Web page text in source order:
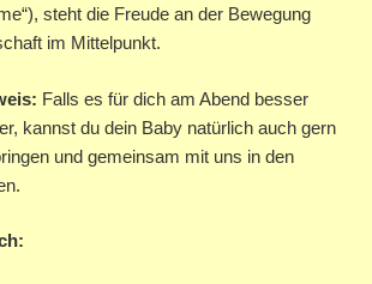
steht die Freude an der Bewegung
im Mittelpunkt.
Falls es für dich am Abend besser
kannst du dein Baby natürlich auch gern
und gemeinsam mit uns in den